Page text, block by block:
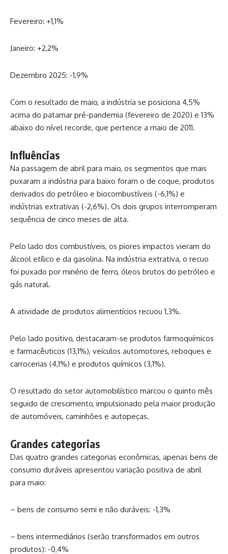
Fevereiro: +1,1%
Janeiro: +2,2%
Dezembro 2025: -1,9%
Com o resultado de maio, a indústria se posiciona 4,5%
acima do patamar pré-pandemia (fevereiro de 2020) e 13%
abaixo do nível recorde, que pertence a maio de 2011.
Influências
Na passagem de abril para maio, os segmentos que mais
puxaram a indústria para baixo foram o de coque, produtos
derivados do petróleo e biocombustíveis (-6,1%) e
indústrias extrativas (-2,6%). Os dois grupos interromperam
sequência de cinco meses de alta.
Pelo lado dos combustíveis, os piores impactos vieram do
álcool etílico e da gasolina. Na indústria extrativa, o recuo
foi puxado por minério de ferro, óleos brutos do petróleo e
gás natural.
A atividade de produtos alimentícios recuou 1,3%.
Pelo lado positivo, destacaram-se produtos farmoquímicos
e farmacêuticos (13,1%), veículos automotores, reboques e
carrocerias (4,1%) e produtos químicos (3,1%).
O resultado do setor automobilístico marcou o quinto mês
seguido de crescimento, impulsionado pela maior produção
de automóveis, caminhões e autopeças.
Grandes categorias
Das quatro grandes categorias econômicas, apenas bens de
consumo duráveis apresentou variação positiva de abril
para maio:
– bens de consumo semi e não duráveis: -1,3%
– bens intermediários (serão transformados em outros
produtos): -0,4%